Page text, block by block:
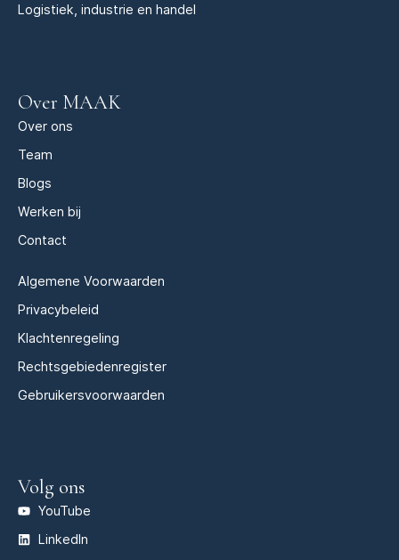
Logistiek, industrie en handel
Over MAAK
Over ons
Team
Blogs
Werken bij
Contact
Algemene Voorwaarden
Privacybeleid
Klachtenregeling
Rechtsgebiedenregister
Gebruikersvoorwaarden
Volg ons
YouTube
LinkedIn